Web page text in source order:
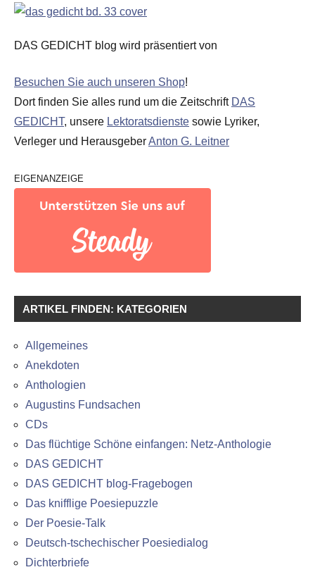
DAS GEDICHT blog wird präsentiert von
Besuchen Sie auch unseren Shop!
Dort finden Sie alles rund um die Zeitschrift DAS
GEDICHT, unsere Lektoratsdienste sowie Lyriker,
Verleger und HerausgeberAnton G. Leitner
EIGENANZEIGE
ARTIKEL FINDEN: KATEGORIEN
Allgemeines
Anekdoten
Anthologien
Augustins Fundsachen
CDs
Das flüchtige Schöne einfangen: Netz-Anthologie
DAS GEDICHT
DAS GEDICHT blog-Fragebogen
Das knifflige Poesiepuzzle
Der Poesie-Talk
Deutsch-tschechischer Poesiedialog
Dichterbriefe